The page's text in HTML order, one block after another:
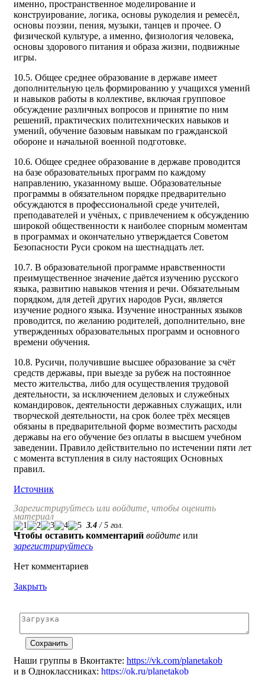
именно, пространственное моделирование и
конструирование, логика, основы рукоделия и ремесёл,
основы поэзии, пения, музыки, танцев и прочее. О
физической культуре, а именно, физиология человека,
основы здорового питания и образа жизни, подвижные
игры.
10.5. Общее среднее образование в державе имеет
дополнительную цель формированию у учащихся умений
и навыков работы в коллективе, включая групповое
обсуждение различных вопросов и принятие по ним
решений, практических политехнических навыков и
умений, обучение базовым навыкам по гражданской
обороне и начальной военной подготовке.
10.6. Общее среднее образование в державе проводится
на базе образовательных программ по каждому
направлению, указанному выше. Образовательные
программы в обязательном порядке предварительно
обсуждаются в профессиональной среде учителей,
преподавателей и учёных, с привлечением к обсуждению
широкой общественности к наиболее спорным моментам
в программах и окончательно утверждается Советом
Безопасности Руси сроком на шестнадцать лет.
10.7. В образовательной программе нравственности
преимущественное значение даётся изучению русского
языка, развитию навыков чтения и речи. Обязательным
порядком, для детей других народов Руси, является
изучение родного языка. Изучение иностранных языков
проводится, по желанию родителей, дополнительно, вне
утвержденных образовательных программ и основного
времени обучения.
10.8. Русичи, получившие высшее образование за счёт
средств державы, при выезде за рубеж на постоянное
место жительства, либо для осуществления трудовой
деятельности, за исключением деловых и служебных
командировок, деятельности державных служащих, или
творческой деятельности, на срок более трёх месяцев
обязаны в предварительной форме возместить расходы
державы на его обучение без оплаты в высшем учебном
заведении. Правило действительно по истечении пяти лет
с момента вступления в силу настоящих Основных
правил.
Источник
Зарегистрируйтесь или войдите, чтобы оценить
материал
3.4 / 5 гол.
Чтобы оставить комментарий войдите или
зарегистрируйтесь
Нет комментариев
Закрыть
Наши группы в Вконтакте: https://vk.com/planetakob
и в Одноклассниках: https://ok.ru/planetakob